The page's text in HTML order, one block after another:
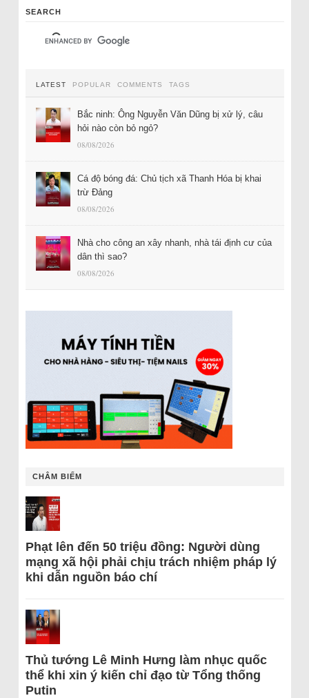
SEARCH
LATEST POPULAR COMMENTS TAGS
Bắc ninh: Ông Nguyễn Văn Dũng bị xử lý, câu
hỏi nào còn bỏ ngỏ?
08/08/2026
Cá độ bóng đá: Chủ tịch xã Thanh Hóa bị khai
trừ Đảng
08/08/2026
Nhà cho công an xây nhanh, nhà tái định cư của
dân thì sao?
08/08/2026
CHÂM BIẾM
Phạt lên đến 50 triệu đồng: Người dùng
mạng xã hội phải chịu trách nhiệm pháp lý
khi dẫn nguồn báo chí
Thủ tướng Lê Minh Hưng làm nhục quốc
thể khi xin ý kiến chỉ đạo từ Tổng thống
Putin